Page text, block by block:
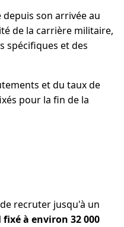
son arrivée au
de la carrière militaire,
spécifiques et des
et du taux de
pour la fin de la
recruter jusqu'à un
à environ 32 000